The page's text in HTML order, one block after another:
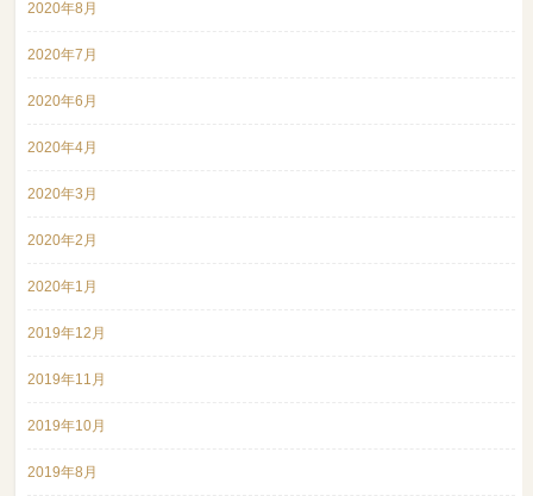
2020年8月
2020年7月
2020年6月
2020年4月
2020年3月
2020年2月
2020年1月
2019年12月
2019年11月
2019年10月
2019年8月